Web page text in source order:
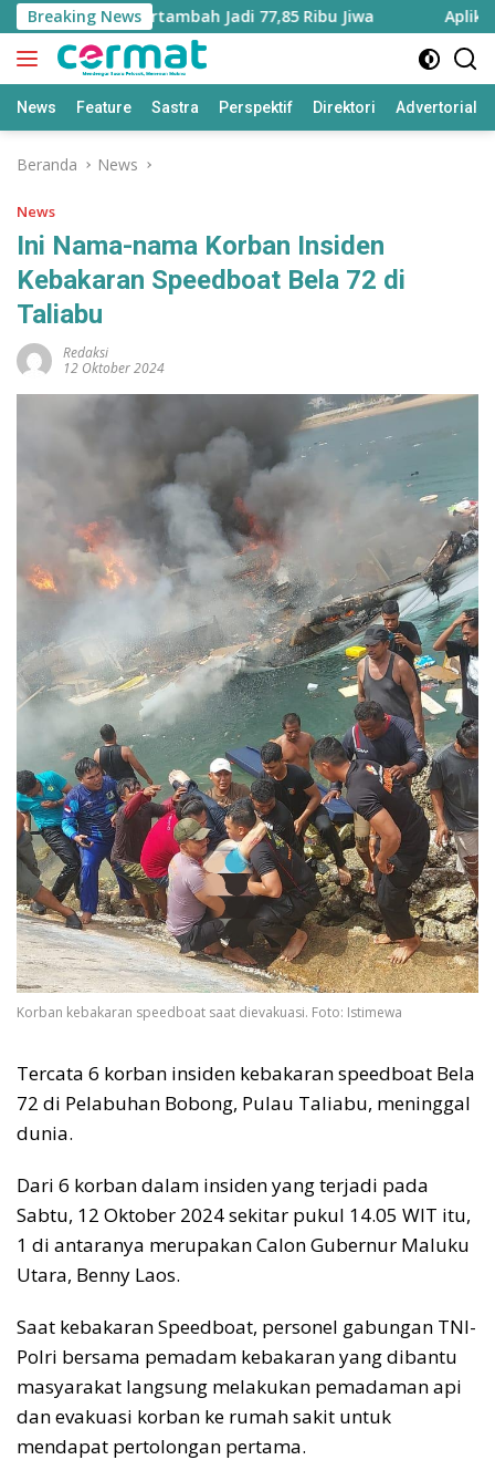
Langsung
ke
konten
Breaking News
Utara Bertambah Jadi 77,85 Ribu Jiwa Aplikasi
News Feature Sastra Perspektif Direktori Advertorial
Beranda News
News
Ini Nama-nama Korban Insiden
Kebakaran Speedboat Bela 72 di
Taliabu
Redaksi
12 Oktober 2024
Korban kebakaran speedboat saat dievakuasi. Foto: Istimewa
Tercata 6 korban insiden kebakaran speedboat Bela
72 di Pelabuhan Bobong, Pulau Taliabu, meninggal
dunia.
Dari 6 korban dalam insiden yang terjadi pada
Sabtu, 12 Oktober 2024 sekitar pukul 14.05 WIT itu,
1 di antaranya merupakan Calon Gubernur Maluku
Utara, Benny Laos.
Saat kebakaran Speedboat, personel gabungan TNI-
Polri bersama pemadam kebakaran yang dibantu
masyarakat langsung melakukan pemadaman api
dan evakuasi korban ke rumah sakit untuk
mendapat pertolongan pertama.